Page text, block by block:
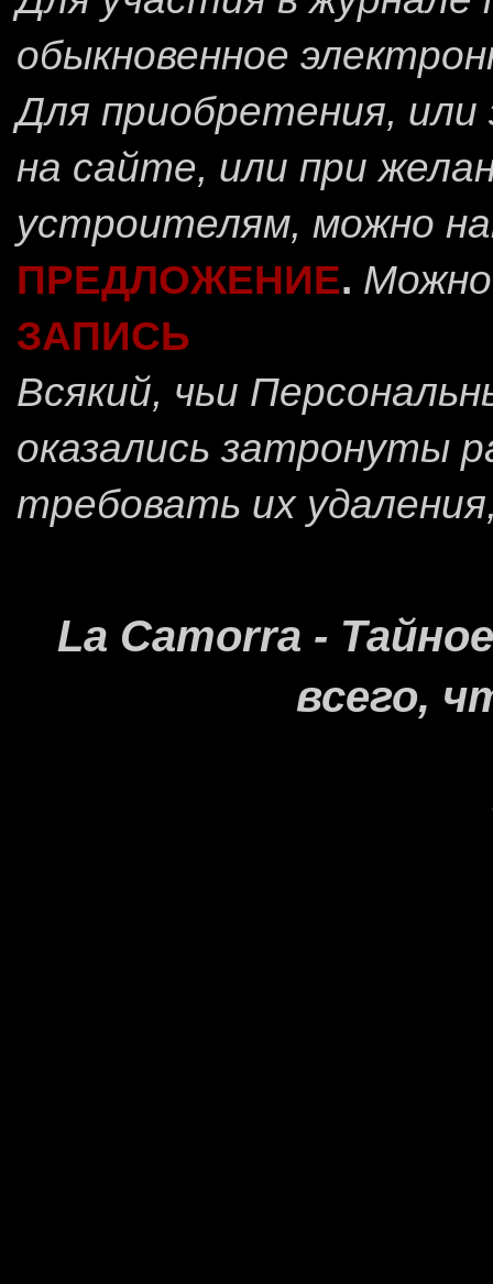
обыкновенное
Для приобретения, или
на сайте, или при
устроителям, можно
ПРЕДЛОЖЕНИЕ.
ЗАПИСЬ
Всякий, чьи
оказались затронуты
требовать их
La Camorra -
всего,